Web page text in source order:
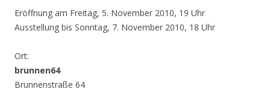
Eröffnung am Freitag, 5. November 2010, 19 Uhr
Ausstellung bis Sonntag, 7. November 2010, 18 Uhr
Ort:
brunnen64
Brunnenstraße 64